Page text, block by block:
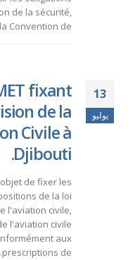
de la sécurité,
de...
13
يوليو
fixant
de la
Civile à
Djibouti.
de fixer les
de la loi
l'aviation civile,
l'aviation civile
aux
prescriptions de...